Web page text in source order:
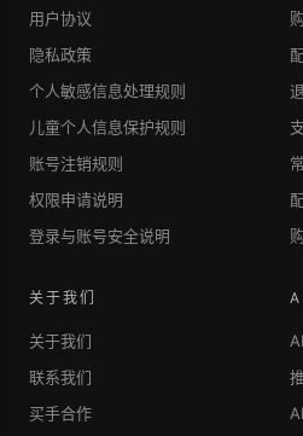
用户协议
隐私政策
个人敏感信息处理规则
儿童个人信息保护规则
账号注销规则
权限申请说明
登录与账号安全说明
关于我们
关于我们
联系我们
买手合作